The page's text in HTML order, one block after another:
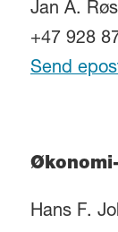
Jan A.
+47 928
Send
Hans F.